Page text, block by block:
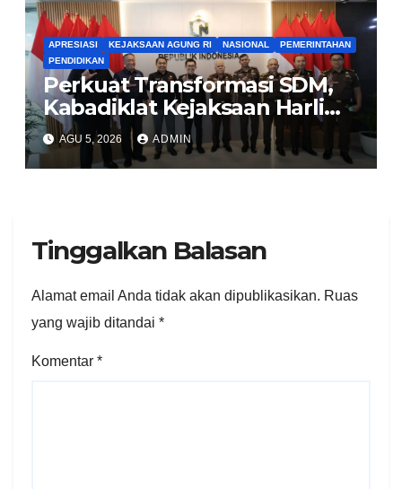
APRESIASI KEJAKSAAN AGUNG RI NASIONAL
PEMERINTAHAN
PENDIDIKAN
Perkuat Transformasi SDM,
Kabadiklat Kejaksaan Harli
Siregar Jalin Sinergi dengan
LAN RI
AGU 5, 2026 ADMIN
Tinggalkan Balasan
Alamat email Anda tidak akan dipublikasikan. Ruas
yang wajib ditandai *
Komentar *